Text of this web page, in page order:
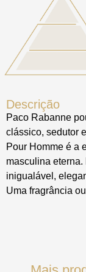
Descrição
Paco Rabanne
clássico, sedutor
Pour Homme é a
masculina
inigualável,
Uma fragrância